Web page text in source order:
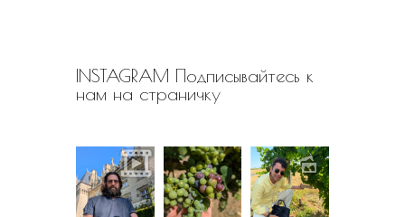
INSTAGRAM Подписывайтесь к
нам на страничку